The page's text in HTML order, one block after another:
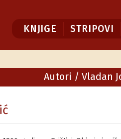
KNJIGE STRIPOVI
Autori / Vladan